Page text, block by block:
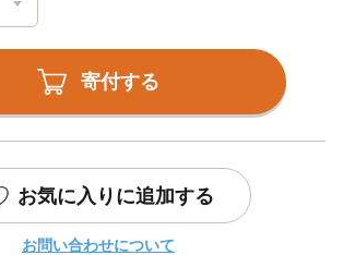
寄付する
お気に入りに追加する
お問い合わせについて